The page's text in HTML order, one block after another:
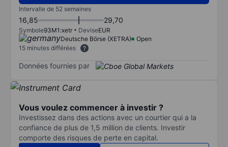
Intervalle de 52 semaines
16,85 29,70
Symbole93M1:xetr DeviseEUR
Deutsche Börse (XETRA)
Open
15 minutes différées
Données fournies par
Vous voulez commencer à investir ?
Investissez dans des actions avec un courtier qui a la
confiance de plus de 1,5 million de clients. Investir
comporte des risques de perte en capital.